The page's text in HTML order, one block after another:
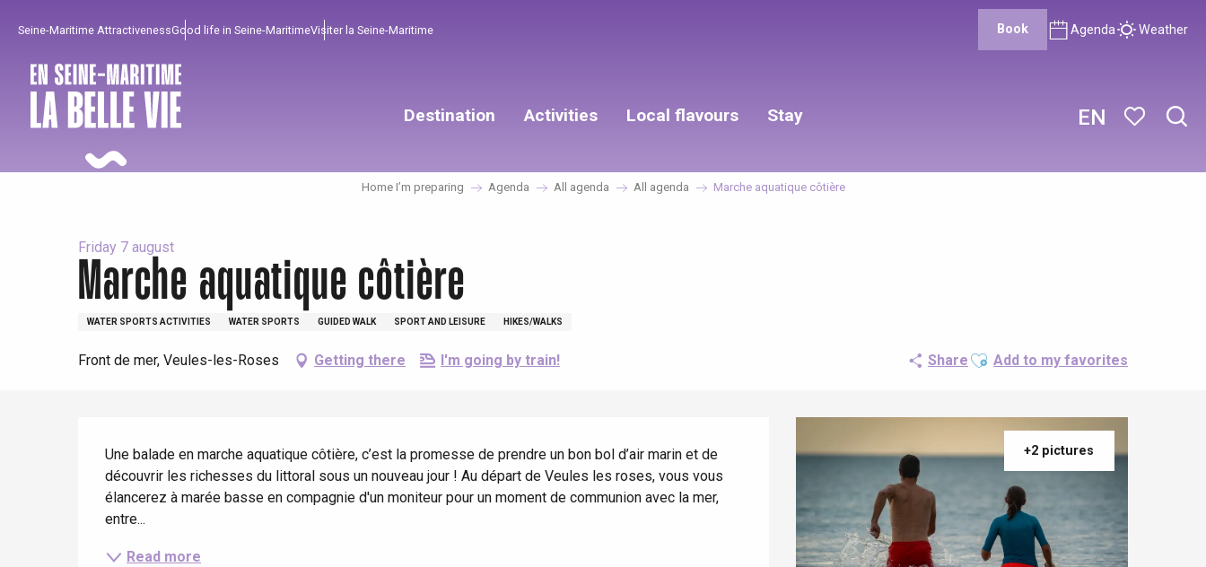
principal
EN
Seine-Maritime AttractivenessGood life in Seine-MaritimeVisiter la Seine-Maritime Book Agenda Weather
Destination Activities
To enjoy
All agenda
With children
Between friends
Local flavours
Must-sees
Trendy places
view
Stay
From our region !
Seaside breaks
Home I’m preparing Agenda All agenda All agenda Marche aquatique côtière
Friday 7 august
Marche aquatique côtière
WATER SPORTS ACTIVITIES WATER SPORTS GUIDED WALK SPORT AND LEISURE HIKES/WALKS
Front de mer, Veules-les-Roses Getting there I'm going by train! Share Ajouter aux favoris
Add to my favorites
+2 pictures
Une balade en marche aquatique côtière, c’est la promesse de prendre un bon bol d’air marin et de
découvrir les richesses du littoral sous un nouveau jour ! Au départ de Veules les roses, vous vous
élancerez à marée basse en compagnie d'un moniteur pour un moment de communion avec la mer,
entre...
Read more